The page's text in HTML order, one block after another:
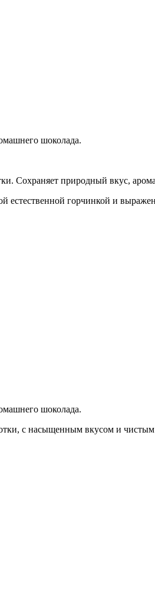
шоколада.
Сохраняет природный вкус,
естественной горчинкой и
шоколада.
с насыщенным вкусом и чистым